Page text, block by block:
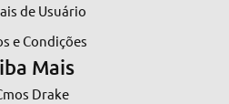
de Usuário
e Condições
Mais
Drake